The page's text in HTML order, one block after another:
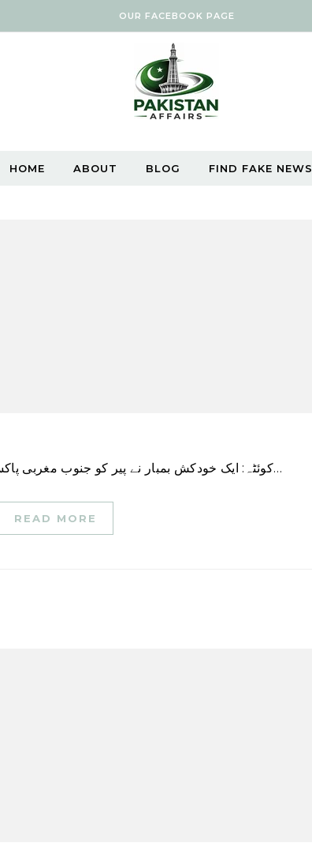
OUR FACEBOOK PAGE
HOME ABOUT BLOG FIND FAKE NEWS
کوئٹہ: ایک خودکش بمبار نے پیر کو جنوب مغربی پاکستان میں اپنے ٹرک پر حملے میں 9 پولیس افسران کو…
READ MORE